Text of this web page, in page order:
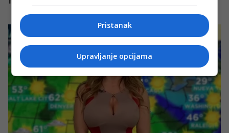
Pristanak
Upravljanje opcijama